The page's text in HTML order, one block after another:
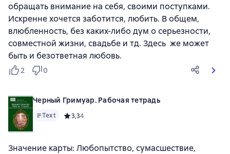
обращать внимание на себя, своими поступками.
Искренне хочется заботится, любить. В общем,
влюбленность, без каких-либо дум о серьезности,
совместной жизни, свадьбе и тд. Здесь же может
быть и безответная любовь.
2 0
Черный Гримуар. Рабочая тетрадь
Text Средний рейтинг 3,3 на основе 4 оценок
3,34
Значение карты: Любопытство, сумасшествие,